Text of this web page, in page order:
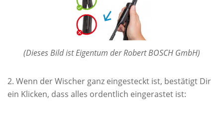
(Dieses Bild ist Eigentum der Robert BOSCH GmbH)
Wenn der Wischer ganz eingesteckt ist, bestätigt Dir
ein Klicken, dass alles ordentlich eingerastet ist: